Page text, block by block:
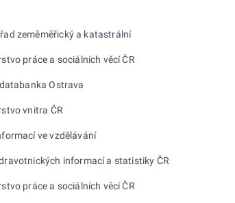
zeměměřický a katastrální
práce a sociálních věcí ČR
Ostrava
vnitra ČR
ve vzdělávání
informací a statistiky ČR
práce a sociálních věcí ČR